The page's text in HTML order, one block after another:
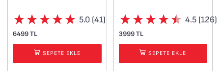
5.0 (41)
6499 TL
SEPETE EKLE
4.5 (126)
3999 TL
SEPETE EKLE